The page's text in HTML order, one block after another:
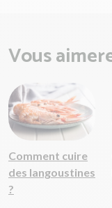
Vous
Comment cuire
des langoustines
?